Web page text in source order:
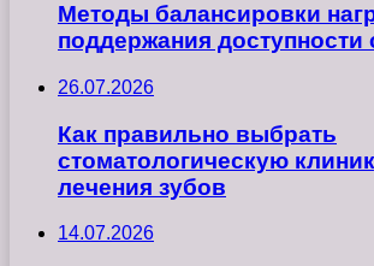
Методы балансировки
поддержания доступности
26.07.2026
Как правильно выбрать
стоматологическую
лечения зубов
14.07.2026